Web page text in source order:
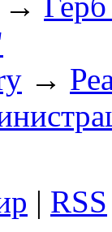
→
| RSS